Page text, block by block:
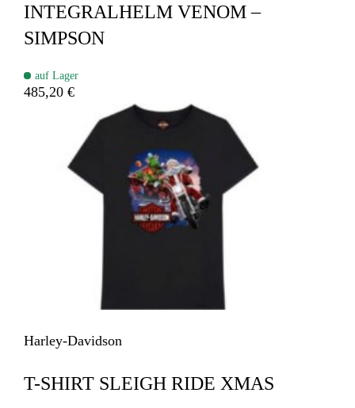
INTEGRALHELM VENOM –
SIMPSON
auf Lager
485,20 €
Harley-Davidson
T-SHIRT SLEIGH RIDE XMAS